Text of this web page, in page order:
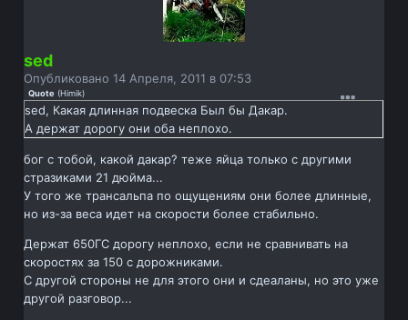
sed
Опубликовано14 Апреля, 2011 в 07:53
Quote (Himik)
sed, Какая длинная подвеска Был бы Дакар.
А держат дорогу они оба неплохо.
бог с тобой, какой дакар? теже яйца только с другими
стразиками 21 дюйма...
У того же трансальпа по ощущениям они более длинные,
но из-за веса идет на скорости более стабильно.
Держат 650ГС дорогу неплохо, если не сравнивать на
скоростях за 150 с дорожниками.
С другой стороны не для этого они и сдеаланы, но это уже
другой разговор...